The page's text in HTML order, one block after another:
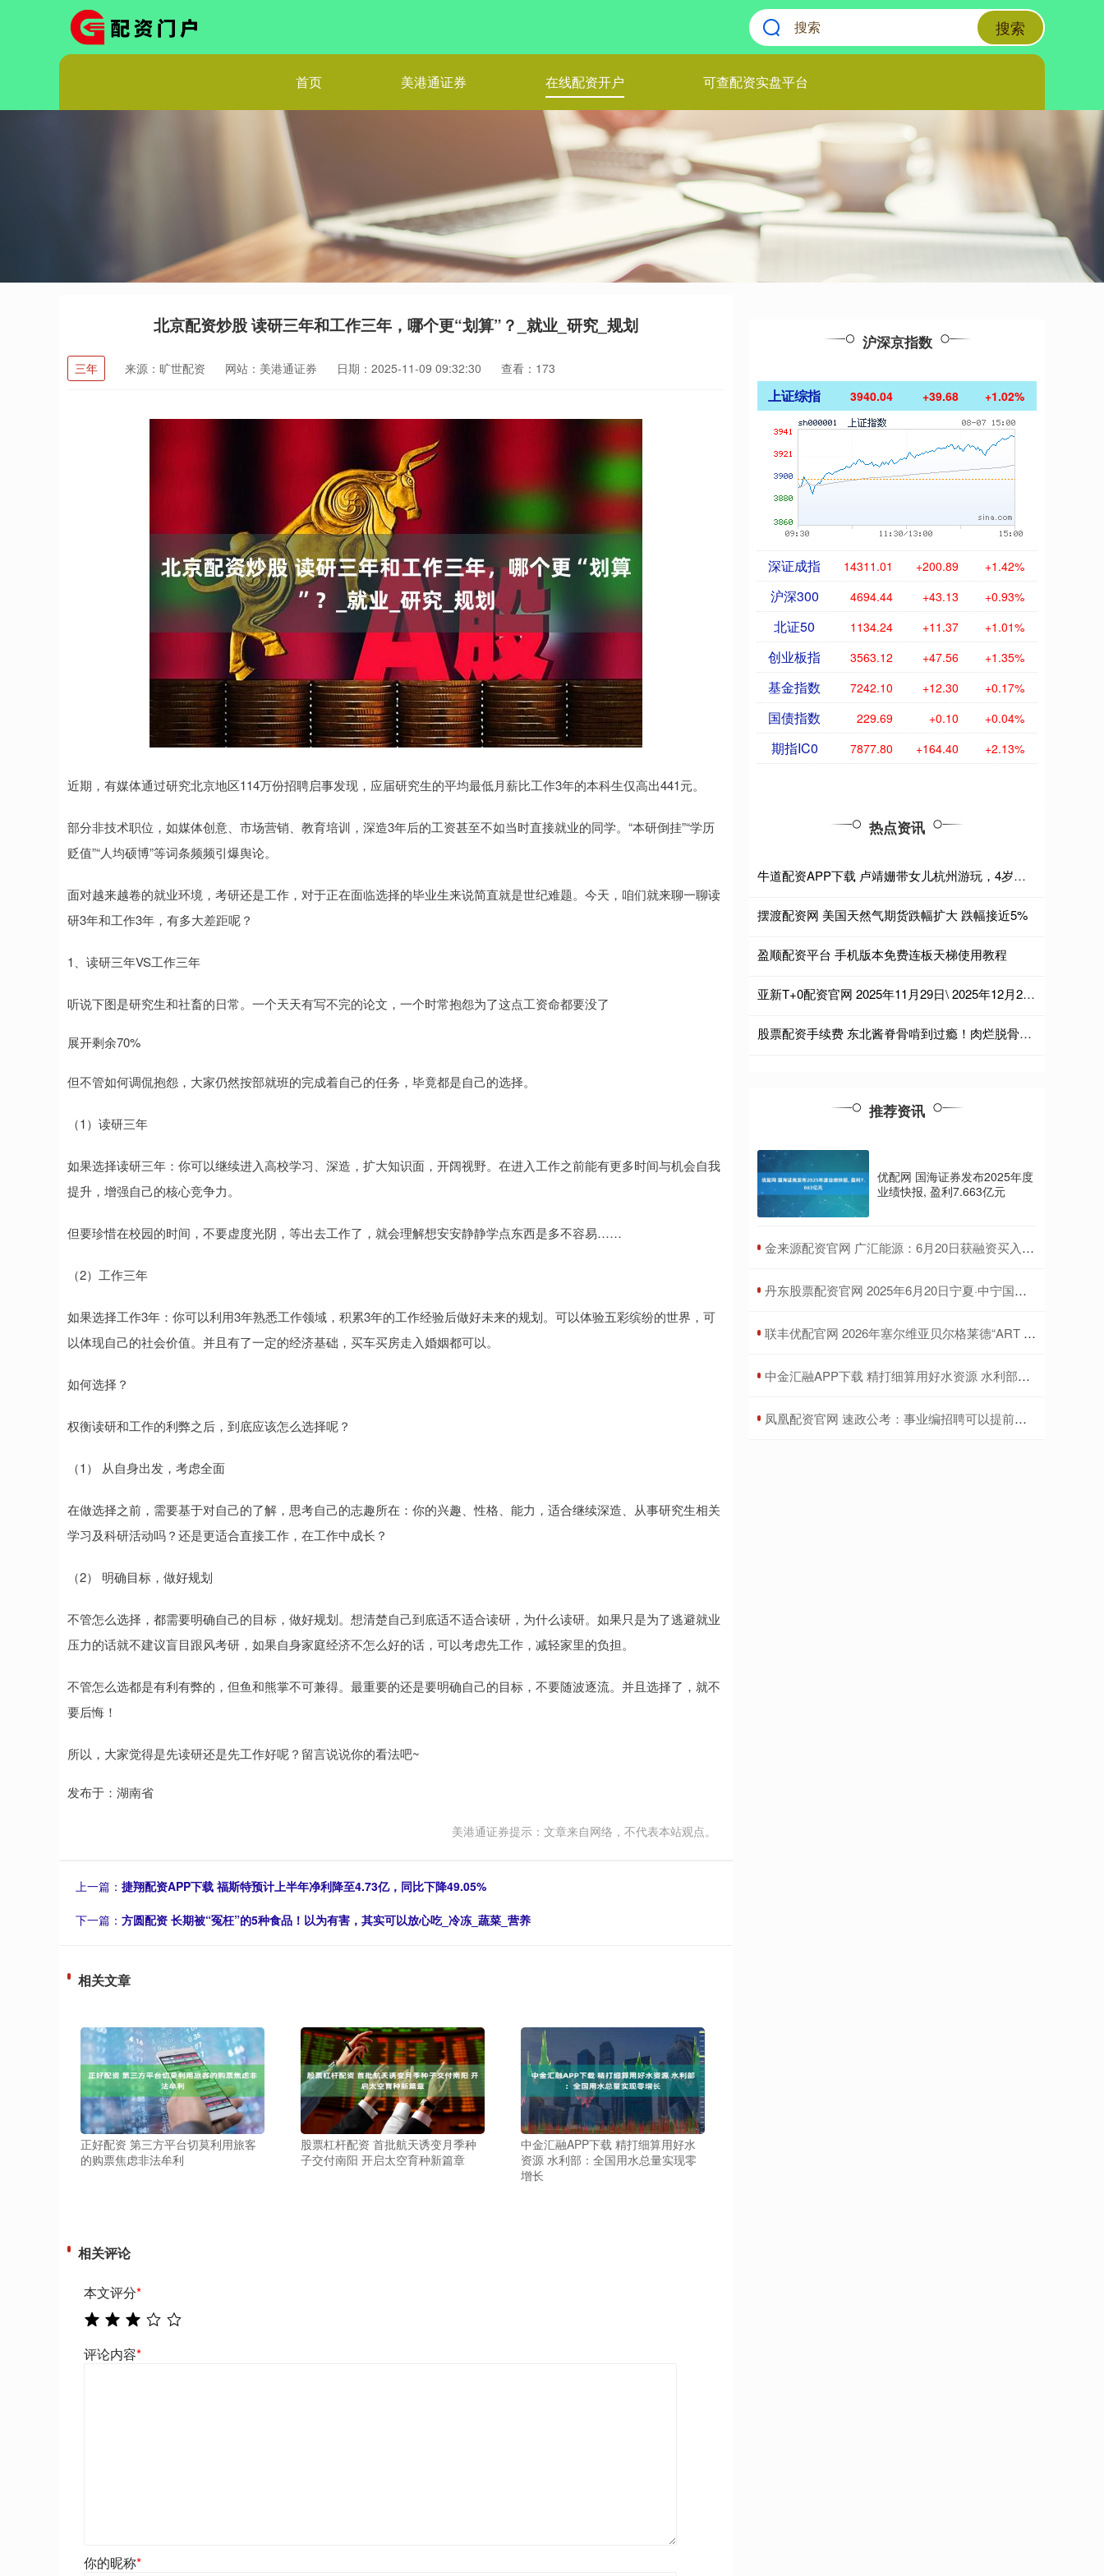
搜索
首页 美港通证券 在线配资开户 可查配资实盘平台
北京配资炒股 读研三年和工作三年，哪个更“划算”？_就业_研究_规划
三年 来源：旷世配资 网站：美港通证券 日期：2025-11-09 09:32:30 查看：173
近期，有媒体通过研究北京地区114万份招聘启事发现，应届研究生的平均最低月薪比工作3年的本科生仅高出441元。
部分非技术职位，如媒体创意、市场营销、教育培训，深造3年后的工资甚至不如当时直接就业的同学。“本研倒挂”“学历
贬值”“人均硕博”等词条频频引爆舆论。
面对越来越卷的就业环境，考研还是工作，对于正在面临选择的毕业生来说简直就是世纪难题。今天，咱们就来聊一聊读
研3年和工作3年，有多大差距呢？
1、读研三年VS工作三年
听说下图是研究生和社畜的日常。一个天天有写不完的论文，一个时常抱怨为了这点工资命都要没了
展开剩余70%
但不管如何调侃抱怨，大家仍然按部就班的完成着自己的任务，毕竟都是自己的选择。
（1）读研三年
如果选择读研三年：你可以继续进入高校学习、深造，扩大知识面，开阔视野。在进入工作之前能有更多时间与机会自我
提升，增强自己的核心竞争力。
但要珍惜在校园的时间，不要虚度光阴，等出去工作了，就会理解想安安静静学点东西是多不容易……
（2）工作三年
如果选择工作3年：你可以利用3年熟悉工作领域，积累3年的工作经验后做好未来的规划。可以体验五彩缤纷的世界，可
以体现自己的社会价值。并且有了一定的经济基础，买车买房走入婚姻都可以。
如何选择？
权衡读研和工作的利弊之后，到底应该怎么选择呢？
（1） 从自身出发，考虑全面
在做选择之前，需要基于对自己的了解，思考自己的志趣所在：你的兴趣、性格、能力，适合继续深造、从事研究生相关
学习及科研活动吗？还是更适合直接工作，在工作中成长？
（2） 明确目标，做好规划
不管怎么选择，都需要明确自己的目标，做好规划。想清楚自己到底适不适合读研，为什么读研。如果只是为了逃避就业
压力的话就不建议盲目跟风考研，如果自身家庭经济不怎么好的话，可以考虑先工作，减轻家里的负担。
不管怎么选都是有利有弊的，但鱼和熊掌不可兼得。最重要的还是要明确自己的目标，不要随波逐流。并且选择了，就不
要后悔！
所以，大家觉得是先读研还是先工作好呢？留言说说你的看法吧~
发布于：湖南省
美港通证券提示：文章来自网络，不代表本站观点。
上一篇： 捷翔配资APP下载 福斯特预计上半年净利降至4.73亿，同比下降49.05%
下一篇： 方圆配资 长期被“冤枉”的5种食品！以为有害，其实可以放心吃_冷冻_蔬菜_营养
相关文章
正好配资 第三方平台切莫利用旅客
的购票焦虑非法牟利
股票杠杆配资 首批航天诱变月季种
子交付南阳 开启太空育种新篇章
中金汇融APP下载 精打细算用好水
资源 水利部：全国用水总量实现零
增长
相关评论
本文评分*
评论内容*
你的昵称*
沪深京指数
上证综指 3940.04 +39.68 +1.02%
深证成指 14311.01 +200.89 +1.42%
沪深300 4694.44 +43.13 +0.93%
北证50 1134.24 +11.37 +1.01%
创业板指 3563.12 +47.56 +1.35%
基金指数 7242.10 +12.30 +0.17%
国债指数 229.69 +0.10 +0.04%
期指IC0 7877.80 +164.40 +2.13%
热点资讯
牛道配资APP下载 卢靖姗带女儿杭州游玩，4岁女儿正面曝光，五官立体精致很像韩庚
摆渡配资网 美国天然气期货跌幅扩大 跌幅接近5%
盈顺配资平台 手机版本免费连板天梯使用教程
亚新T+0配资官网 2025年11月29日\ 2025年12月20日 上海智能建造化工环保产业链招聘会 2025下半年排期表 社会招聘会（上海市中小企业服务大楼）
股票配资手续费 东北酱脊骨啃到过瘾！肉烂脱骨，酱香味浓超下饭
推荐资讯
优配网 国海证券发布2025年度
业绩快报, 盈利7.663亿元
​金来源配资官网 广汇能源：6月20日获融资买入6182.80万元
​丹东股票配资官网 2025年6月20日宁夏·中宁国际枸杞交易中心价格行情
​联丰优配官网 2026年塞尔维亚贝尔格莱德“ART STARS”国际大赛
​中金汇融APP下载 精打细算用好水资源 水利部：全国用水总量实现零增长
​凤凰配资官网 速政公考：事业编招聘可以提前做哪些准备呢？_进行_申论_考试